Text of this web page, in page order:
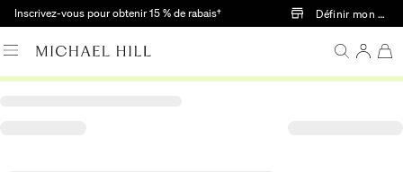
Passer au contenu principal
Inscrivez-vous pour obtenir 15 % de rabais† Définir mon